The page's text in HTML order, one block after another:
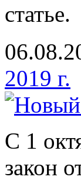
статье.
2019 г.
C 1
закон